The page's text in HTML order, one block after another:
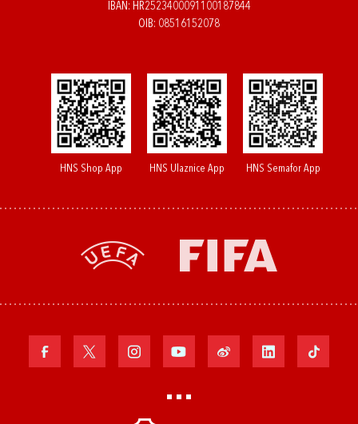
IBAN: HR2523400091100187844
OIB: 08516152078
HNS Shop App HNS Ulaznice App HNS Semafor App